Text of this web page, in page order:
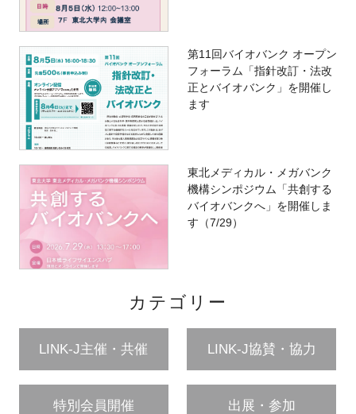
第11回バイオバンク オープン
フォーラム「指針改訂・法改
正とバイオバンク」を開催し
ます
東北メディカル・メガバンク
機構シンポジウム「共創する
バイオバンクへ」を開催しま
す（7/29）
カテゴリー
LINK-J主催・共催 LINK-J協賛・協力
特別会員開催 出展・参加